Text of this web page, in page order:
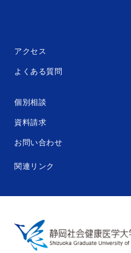
アクセス
よくある質問
個別相談
資料請求
お問い合わせ
関連リンク